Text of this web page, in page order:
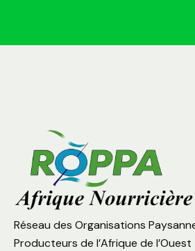
Réseau des Organisations
Producteurs de l’Afrique de l’Ouest